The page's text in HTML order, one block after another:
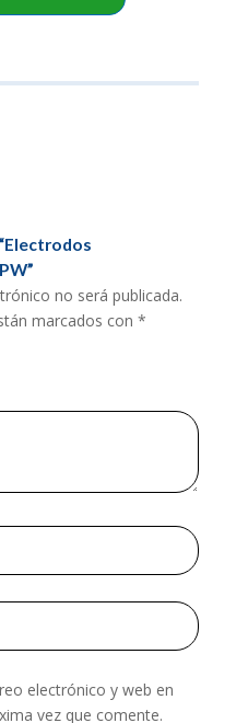
no será publicada.
marcados con *
electrónico y web en
vez que comente.